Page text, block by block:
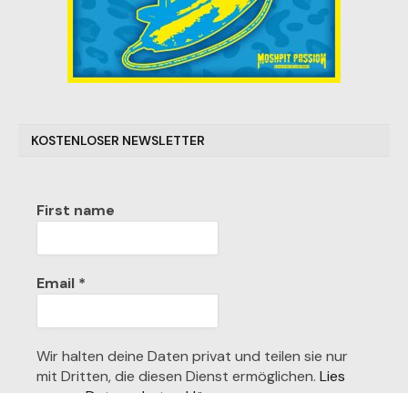
KOSTENLOSER NEWSLETTER
First name
Email *
Wir halten deine Daten privat und teilen sie nur
mit Dritten, die diesen Dienst ermöglichen. Lies